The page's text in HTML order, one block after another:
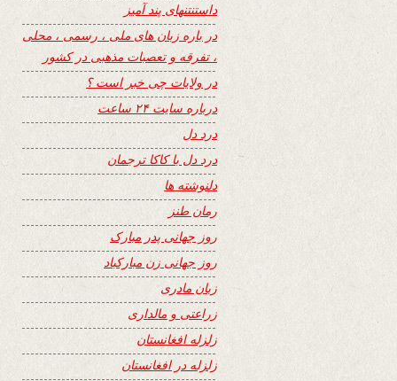
داستنتنهای پند آمیز
در باره زبان های ملی ، رسمی ، محلی
، تفرقه و تعصبات مذهبی در کشور
در ولایات چی خبر است ؟
درباره سایت ۲۴ ساعت
درد دل
درد دل با کاکا ترجمان
دلنوشته ها
رمان طنز
روز جهانی پدر مبارک
روز جهانی زن مبارکباد
زبان مادری
زراعتی و مالداری
زلزله افغانستان
زلزله در افغانستان